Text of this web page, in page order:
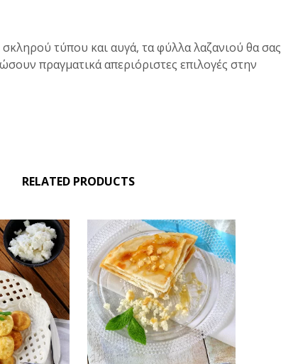
σκληρού τύπου και αυγά, τα φύλλα λαζανιού θα σας
πραγματικά απεριόριστες επιλογές στην
RELATED PRODUCTS